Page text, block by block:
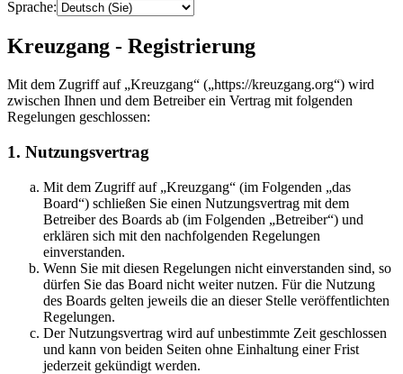
Sprache:
Kreuzgang - Registrierung
Mit dem Zugriff auf „Kreuzgang“ („https://kreuzgang.org“) wird
zwischen Ihnen und dem Betreiber ein Vertrag mit folgenden
Regelungen geschlossen:
1. Nutzungsvertrag
Mit dem Zugriff auf „Kreuzgang“ (im Folgenden „das
Board“) schließen Sie einen Nutzungsvertrag mit dem
Betreiber des Boards ab (im Folgenden „Betreiber“) und
erklären sich mit den nachfolgenden Regelungen
einverstanden.
Wenn Sie mit diesen Regelungen nicht einverstanden sind, so
dürfen Sie das Board nicht weiter nutzen. Für die Nutzung
des Boards gelten jeweils die an dieser Stelle veröffentlichten
Regelungen.
Der Nutzungsvertrag wird auf unbestimmte Zeit geschlossen
und kann von beiden Seiten ohne Einhaltung einer Frist
jederzeit gekündigt werden.